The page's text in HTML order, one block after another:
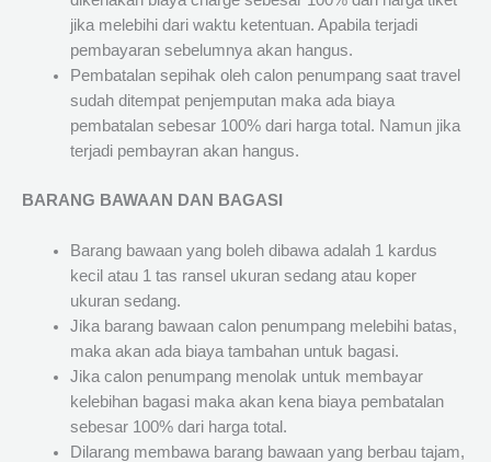
jika melebihi dari waktu ketentuan. Apabila terjadi
pembayaran sebelumnya akan hangus.
Pembatalan sepihak oleh calon penumpang saat travel
sudah ditempat penjemputan maka ada biaya
pembatalan sebesar 100% dari harga total. Namun jika
terjadi pembayran akan hangus.
BARANG BAWAAN DAN BAGASI
Barang bawaan yang boleh dibawa adalah 1 kardus
kecil atau 1 tas ransel ukuran sedang atau koper
ukuran sedang.
Jika barang bawaan calon penumpang melebihi batas,
maka akan ada biaya tambahan untuk bagasi.
Jika calon penumpang menolak untuk membayar
kelebihan bagasi maka akan kena biaya pembatalan
sebesar 100% dari harga total.
Dilarang membawa barang bawaan yang berbau tajam,